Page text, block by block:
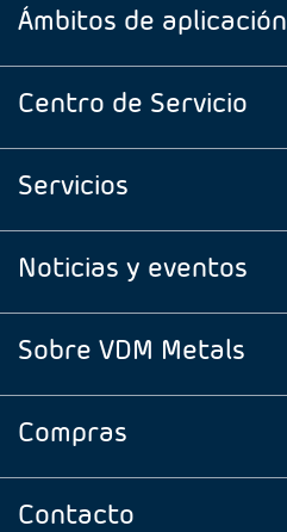
Ámbitos de aplicación
Centro de Servicio
Servicios
Noticias y eventos
Sobre VDM Metals
Compras
Contacto